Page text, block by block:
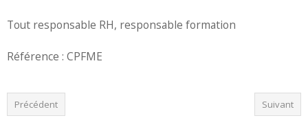
Tout responsable RH, responsable formation
Référence : CPFME
Précédent Suivant